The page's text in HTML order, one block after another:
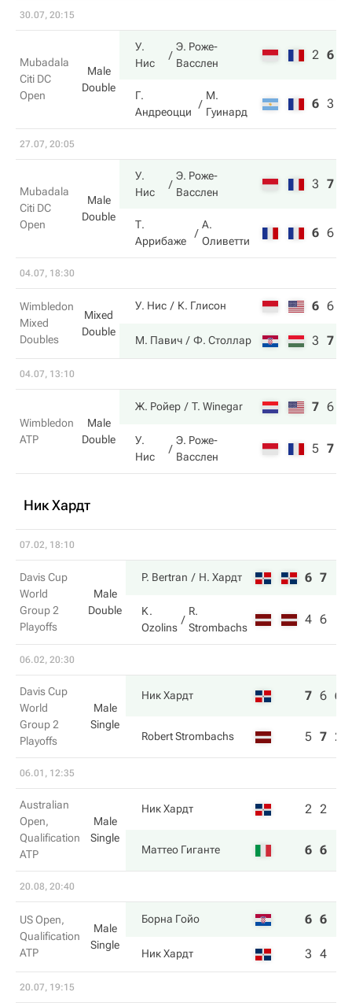
30.07, 20:15
Mubadala
Citi DC
Open
Male
Double
У.
Нис
Э. Роже-
Васслен
2 6
Г.
Андреоцци
М.
Гуинард
6 3
27.07, 20:05
Mubadala
Citi DC
Open
Male
Double
У.
Нис
Э. Роже-
Васслен
3 7
Т.
Аррибаже
А.
Оливетти
6 6
04.07, 18:30
Wimbledon
Mixed
Doubles
Mixed
Double
У. Нис К. Глисон 6 6
М. Павич Ф. Столлар 3 7
04.07, 13:10
Wimbledon
ATP
Male
Double
Ж. Ройер T. Winegar 7 6
У.
Нис
Э. Роже-
Васслен
5 7
Ник Хардт
07.02, 18:10
Davis Cup
World
Group 2
Playoffs
Male
Double
P. Bertran Н. Хардт 6 7
K.
Ozolins
R.
Strombachs
4 6
06.02, 20:30
Davis Cup
World
Group 2
Playoffs
Male
Single
Ник Хардт 7 6 6
Robert Strombachs 5 7 2
06.01, 12:35
Australian
Open,
Qualification
ATP
Male
Single
Ник Хардт 2 2
Маттео Гиганте 6 6
20.08, 20:40
US Open,
Qualification
ATP
Male
Single
Борна Гойо 6 6
Ник Хардт 3 4
20.07, 19:15